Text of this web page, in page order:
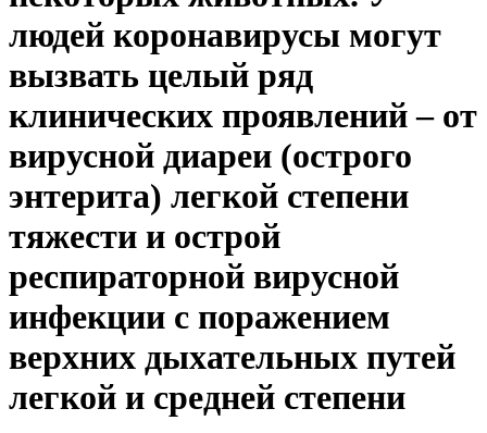
людей коронавирусы могут
вызвать целый ряд
клинических проявлений – от
вирусной диареи (острого
энтерита) легкой степени
тяжести и острой
респираторной вирусной
инфекции с поражением
верхних дыхательных путей
легкой и средней степени